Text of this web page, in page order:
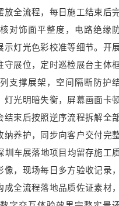
放全流程，每日施工结束后
对饰面平整度，电路绝缘
示灯光色彩校准等细节。开
守展位，定时巡检展台主体
支撑展架，空间隔断防护
灯光明暗失衡，屏幕画面卡
结束后按照逆序流程拆解全
纳养护，同步向客户交付完
圳车展落地项目均留存施工
像，现场每日多方验收记录
成全流程落地品质佐证素材